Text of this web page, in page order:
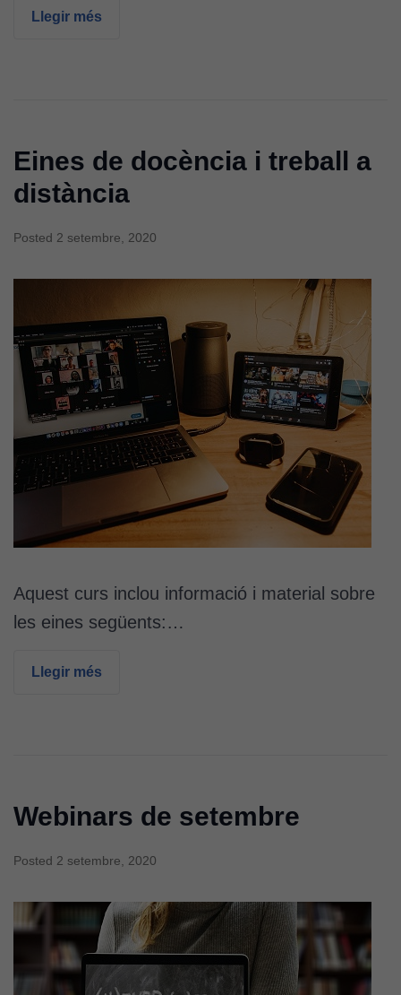
Llegir més
Eines de docència i treball a
distància
Posted 2 setembre, 2020
Aquest curs inclou informació i material sobre
les eines següents:…
Llegir més
Webinars de setembre
Posted 2 setembre, 2020
Cookies
tècniques
Aquestes
cookies no
són